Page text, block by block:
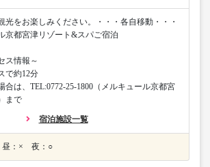
光をお楽しみください。・・・各自移動・・・
京都宮津リゾート&スパご宿泊
ス情報～
で約12分
は、TEL:0772-25-1800（メルキュール京都宮
まで
宿泊施設一覧
：× 夜：○